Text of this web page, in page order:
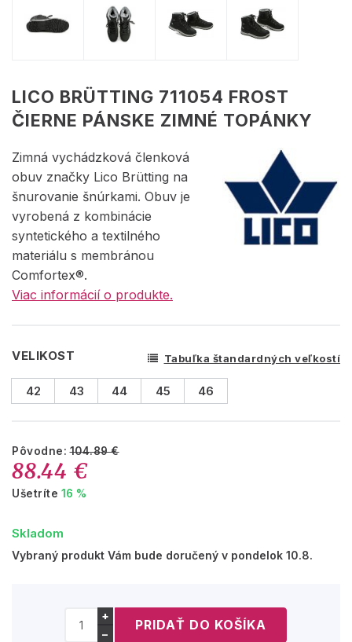
LICO BRÜTTING 711054 FROST
ČIERNE PÁNSKE ZIMNÉ TOPÁNKY
Zimná vychádzková členková
obuv značky Lico Brütting na
šnurovanie šnúrkami. Obuv je
vyrobená z kombinácie
syntetického a textilného
materiálu s membránou
Comfortex®.
Viac informácií o produkte.
VELIKOST Tabuľka štandardných veľkostí
42 43 44 45 46
Pôvodne:104.89 €
88.44 €
Ušetríte 16 %
Skladom
Vybraný produkt Vám bude doručený v pondelok 10.8.
+
−